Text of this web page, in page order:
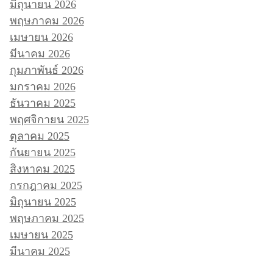
มิถุนายน 2026
พฤษภาคม 2026
เมษายน 2026
มีนาคม 2026
กุมภาพันธ์ 2026
มกราคม 2026
ธันวาคม 2025
พฤศจิกายน 2025
ตุลาคม 2025
กันยายน 2025
สิงหาคม 2025
กรกฎาคม 2025
มิถุนายน 2025
พฤษภาคม 2025
เมษายน 2025
มีนาคม 2025